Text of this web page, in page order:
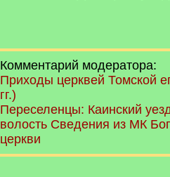
Комментарий модератора:
Приходы церквей Томской
гг.)
Переселенцы: Каинский
волость Сведения из МК
церкви